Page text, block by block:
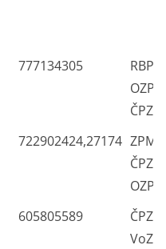
777134305
RBP
OZP
722902424,27174
OZP
605805589
ČPZP
VoZP